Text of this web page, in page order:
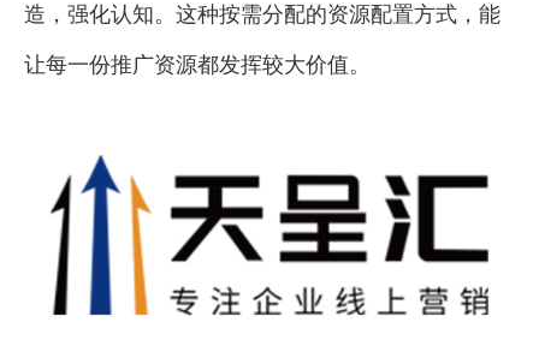
造，强化认知。这种按需分配的资源配置方式，能
让每一份推广资源都发挥较大价值。